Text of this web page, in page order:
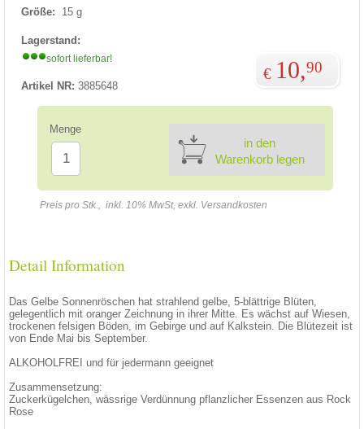
Größe: 15 g
Lagerstand:
sofort lieferbar!
Artikel NR: 3885648
€ 10,90
Menge
in den
Warenkorb legen
Preis pro Stk., inkl. 10% MwSt, exkl. Versandkosten
Detail Information
Das Gelbe Sonnenröschen hat strahlend gelbe, 5-blättrige Blüten,
gelegentlich mit oranger Zeichnung in ihrer Mitte. Es wächst auf Wiesen,
trockenen felsigen Böden, im Gebirge und auf Kalkstein. Die Blütezeit ist
von Ende Mai bis September.
ALKOHOLFREI und für jedermann geeignet
Zusammensetzung:
Zuckerkügelchen, wässrige Verdünnung pflanzlicher Essenzen aus Rock
Rose